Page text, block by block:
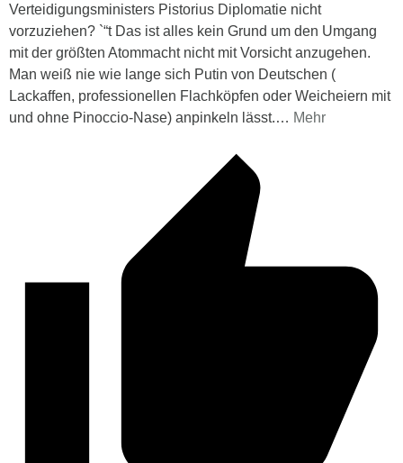
Verteidigungsministers Pistorius Diplomatie nicht
vorzuziehen? `“t Das ist alles kein Grund um den Umgang
mit der größten Atommacht nicht mit Vorsicht anzugehen.
Man weiß nie wie lange sich Putin von Deutschen (
Lackaffen, professionellen Flachköpfen oder Weicheiern mit
und ohne Pinoccio-Nase) anpinkeln lässt.… Mehr